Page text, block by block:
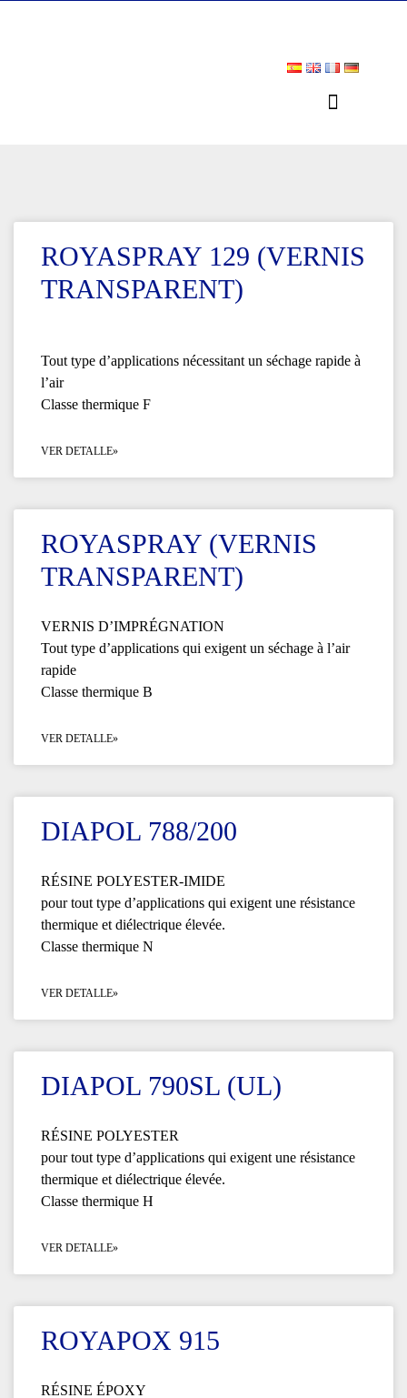
ROYASPRAY 129 (VERNIS
TRANSPARENT)
Tout type d’applications nécessitant un séchage rapide à
l’air
Classe thermique F
VER DETALLE»
ROYASPRAY (VERNIS
TRANSPARENT)
VERNIS D’IMPRÉGNATION
Tout type d’applications qui exigent un séchage à l’air
rapide
Classe thermique B
VER DETALLE»
DIAPOL 788/200
RÉSINE POLYESTER-IMIDE
pour tout type d’applications qui exigent une résistance
thermique et diélectrique élevée.
Classe thermique N
VER DETALLE»
DIAPOL 790SL (UL)
RÉSINE POLYESTER
pour tout type d’applications qui exigent une résistance
thermique et diélectrique élevée.
Classe thermique H
VER DETALLE»
ROYAPOX 915
RÉSINE ÉPOXY